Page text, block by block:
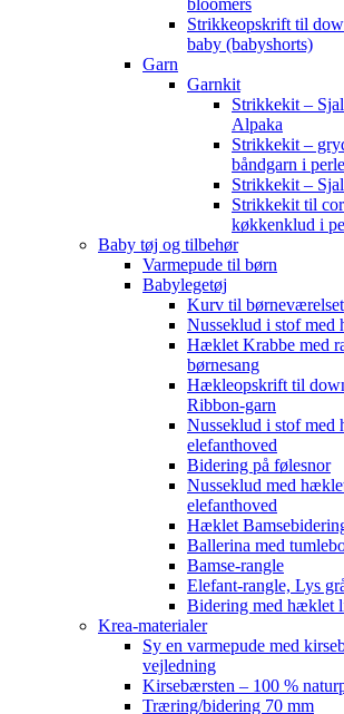
bloomers
Strikkeopskrift til
baby (babyshorts)
Garn
Garnkit
Strikkekit –
Alpaka
Strikkekit –
båndgarn i
Strikkekit –
Strikkekit til
køkkenklud i
Baby tøj og tilbehør
Varmepude til børn
Babylegetøj
Kurv til børneværelset
Nusseklud i stof med
Hæklet Krabbe med
børnesang
Hækleopskrift til
Ribbon-garn
Nusseklud i stof med
elefanthoved
Bidering på følesnor
Nusseklud med
elefanthoved
Hæklet
Ballerina med
Bamse-rangle
Elefant-rangle, Lys
Bidering med hæklet
Krea-materialer
Sy en varmepude med
vejledning
Kirsebærsten – 100 %
Træring/bidering 70 mm